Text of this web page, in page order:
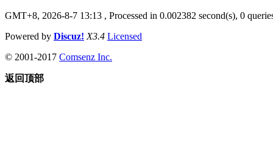
GMT+8, 2026-8-7 13:13 , Processed in 0.002382 second(s), 0
Powered by Discuz! X3.4 Licensed
© 2001-2017 Comsenz Inc.
返回顶部